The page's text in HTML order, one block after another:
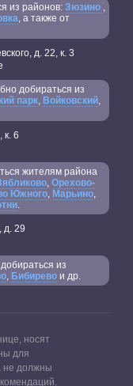
из районов: Зюзино
, а также от
д. 22, к. 3
добираться из
парк Войковский
к. 6
жителям района
Орехово-
Южного Марьино
д. 29
из
Бибирево и др.
носят
для
не должны